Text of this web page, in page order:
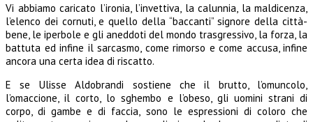
Vi abbiamo caricato l’ironia, l’invettiva, la calunnia, la maldicenza,
l’elenco dei cornuti, e quello della “baccanti” signore della città-
bene, le iperbole e gli aneddoti del mondo trasgressivo, la forza, la
battuta ed infine il sarcasmo, come rimorso e come accusa, infine
ancora una certa idea di riscatto.
E se Ulisse Aldobrandi sostiene che il brutto, l’omuncolo,
l’omaccione, il corto, lo sghembo e l’obeso, gli uomini strani di
corpo, di gambe e di faccia, sono le espressioni di coloro che